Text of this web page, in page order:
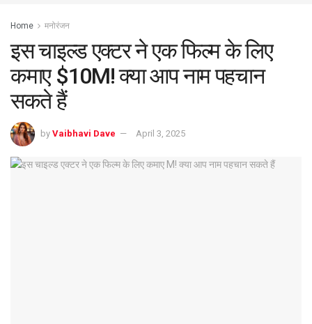
Home मनोरंजन
इस चाइल्ड एक्टर ने एक फिल्म के लिए
कमाए $10M! क्या आप नाम पहचान
सकते हैं
by Vaibhavi Dave April 3, 2025